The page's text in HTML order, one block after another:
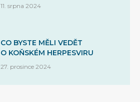
11. srpna 2024
CO BYSTE MĚLI VEDĚT
O KOŇSKÉM HERPESVIRU
27. prosince 2024